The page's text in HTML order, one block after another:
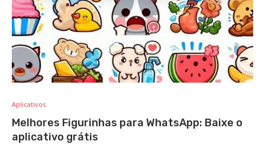
Aplicativos
Melhores Figurinhas para WhatsApp: Baixe o
aplicativo grátis